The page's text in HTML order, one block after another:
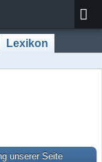
Lexikon
unserer Seite